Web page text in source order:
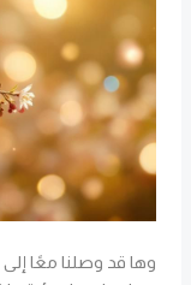
وها قد وصلنا معًا إلى